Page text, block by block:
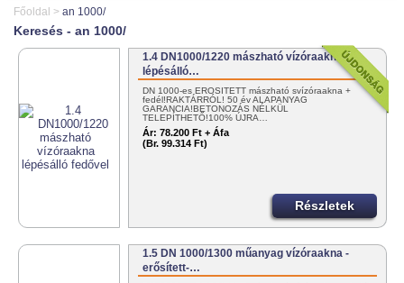
Főoldal > an 1000/
Keresés - an 1000/
1.4 DN1000/1220 mászható vízóraakna
lépésálló…
DN 1000-es ERŐSÍTETT mászható svízóraakna +
fedél!RAKTÁRRÓL! 50 év ALAPANYAG
GARANCIA!BETONOZÁS NÉLKÜL
TELEPÍTHETŐ!100% ÚJRA…
Ár: 78.200 Ft + Áfa
(Br. 99.314 Ft)
Részletek
1.5 DN 1000/1300 műanyag vízóraakna -
erősített-…